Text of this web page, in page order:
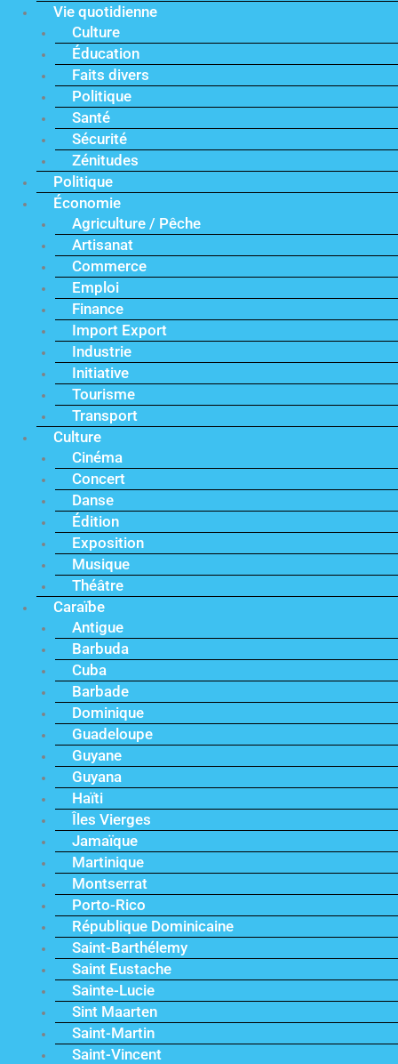
Vie quotidienne
Culture
Éducation
Faits divers
Politique
Santé
Sécurité
Zénitudes
Politique
Économie
Agriculture / Pêche
Artisanat
Commerce
Emploi
Finance
Import Export
Industrie
Initiative
Tourisme
Transport
Culture
Cinéma
Concert
Danse
Édition
Exposition
Musique
Théâtre
Caraïbe
Antigue
Barbuda
Cuba
Barbade
Dominique
Guadeloupe
Guyane
Guyana
Haïti
Îles Vierges
Jamaïque
Martinique
Montserrat
Porto-Rico
République Dominicaine
Saint-Barthélemy
Saint Eustache
Sainte-Lucie
Sint Maarten
Saint-Martin
Saint-Vincent